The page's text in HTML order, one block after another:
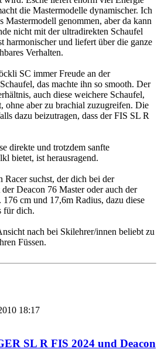
die Mastermodelle dynamischer. Ich
Mastermodell genommen, aber da kann
nicht mit der ultradirekten Schaufel
harmonischer und liefert über die ganze
Verhalten.
SC immer Freude an der
das machte ihn so smooth. Der
auch diese weichere Schaufel,
ohne aber zu brachial zuzugreifen. Die
dazu beizutragen, dass der FIS SL R
direkte und trotzdem sanfte
bietet, ist herausragend.
Racer suchst, der dich bei der
Deacon 76 Master oder auch der
cm und 17,6m Radius, dazu diese
für dich.
nach bei Skilehrer/innen beliebt zu
Füssen.
18:17
SL R FIS 2024 und Deacon